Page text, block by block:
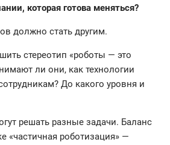
которая готова меняться?
должно стать другим.
стереотип «роботы — это
ли они, как технологии
До какого уровня и
решать разные задачи. Баланс
«частичная роботизация» —